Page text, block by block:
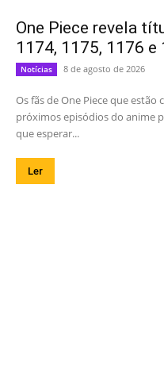
One Piece revela
1174, 1175, 1176 e
Notícias 8 de agosto de 2026
Os fãs de One Piece que
próximos episódios do anime
que esperar...
Ler